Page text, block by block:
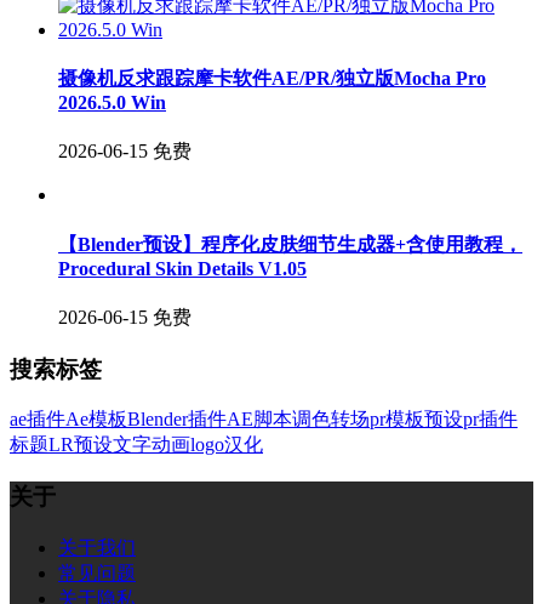
摄像机反求跟踪摩卡软件AE/PR/独立版Mocha Pro
2026.5.0 Win
2026-06-15 免费
【Blender预设】程序化皮肤细节生成器+含使用教程，
Procedural Skin Details V1.05
2026-06-15 免费
搜索标签
ae插件Ae模板Blender插件AE脚本调色转场pr模板预设pr插件
标题LR预设文字动画logo汉化
关于
关于我们
常见问题
关于隐私